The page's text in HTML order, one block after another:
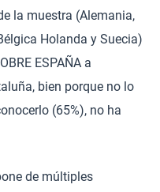
la muestra (Alemania,
Holanda y Suecia)
ESPAÑA a
bien porque no lo
(65%), no ha
de múltiples